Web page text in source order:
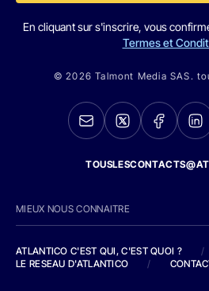
En cliquant sur s'inscrire, vous
Termes et
© 2026 Talmont Media SAS.
MIEUX NOUS CONNAITRE
ATLANTICO C'EST QUI, C'EST QUOI ?
/
LE RESEAU D'ATLANTICO
/